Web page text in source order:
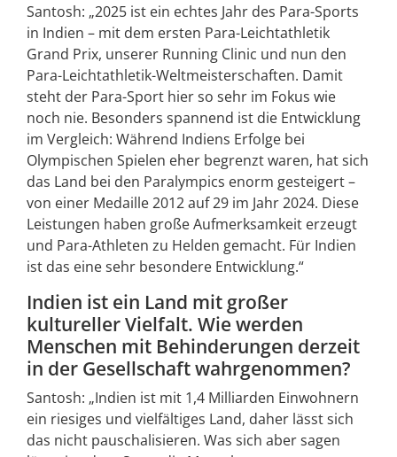
Santosh: „2025 ist ein echtes Jahr des Para-Sports
in Indien – mit dem ersten Para-Leichtathletik
Grand Prix, unserer Running Clinic und nun den
Para-Leichtathletik-Weltmeisterschaften. Damit
steht der Para-Sport hier so sehr im Fokus wie
noch nie. Besonders spannend ist die Entwicklung
im Vergleich: Während Indiens Erfolge bei
Olympischen Spielen eher begrenzt waren, hat sich
das Land bei den Paralympics enorm gesteigert –
von einer Medaille 2012 auf 29 im Jahr 2024. Diese
Leistungen haben große Aufmerksamkeit erzeugt
und Para-Athleten zu Helden gemacht. Für Indien
ist das eine sehr besondere Entwicklung.“
Indien ist ein Land mit großer
kultureller Vielfalt. Wie werden
Menschen mit Behinderungen derzeit
in der Gesellschaft wahrgenommen?
Santosh: „Indien ist mit 1,4 Milliarden Einwohnern
ein riesiges und vielfältiges Land, daher lässt sich
das nicht pauschalisieren. Was sich aber sagen